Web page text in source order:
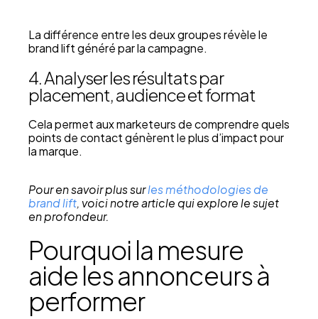
La différence entre les deux groupes révèle le
brand lift généré par la campagne.
4. Analyser les résultats par
placement, audience et format
Cela permet aux marketeurs de comprendre quels
points de contact génèrent le plus d’impact pour
la marque.
Pour en savoir plus surles méthodologies de
brand lift, voici notre article qui explore le sujet
en profondeur.
Pourquoi la mesure
aide les annonceurs à
performer